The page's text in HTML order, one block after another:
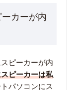
カーが内
ピーカーが内
ピーカーは私
パソコンにス